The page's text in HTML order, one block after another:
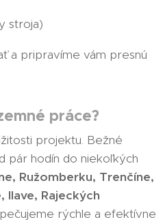
stroja)
a pripravíme vám presnú
práce?
projektu. Bežné
pár hodín do niekoľkých
Ružomberku, Trenčíne,
Ilave, Rajeckých
rýchle a efektívne